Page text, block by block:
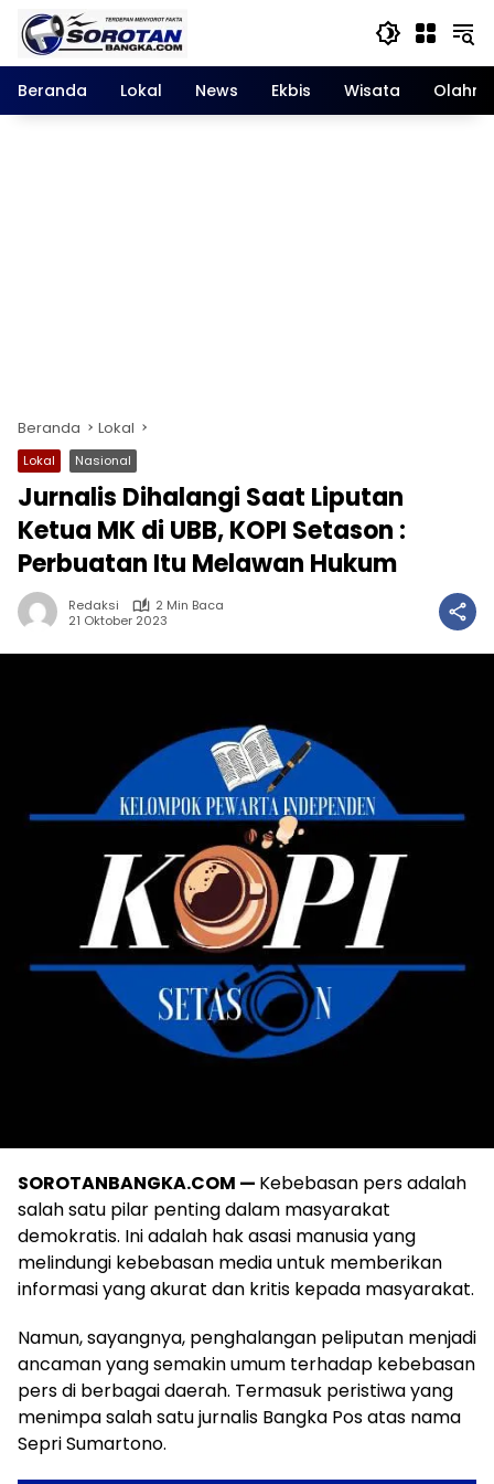
Langsung
konten
Beranda
Lokal News Ekbis Wisata
Beranda Lokal
Lokal Nasional
Jurnalis Dihalangi Saat Liputan
Ketua MK di UBB, KOPI Setason :
Perbuatan Itu Melawan Hukum
Redaksi
2 Min Baca
21 Oktober 2023
SOROTANBANGKA.COM — Kebebasan pers adalah
salah satu pilar penting dalam masyarakat
demokratis. Ini adalah hak asasi manusia yang
melindungi kebebasan media untuk memberikan
informasi yang akurat dan kritis kepada masyarakat.
Namun, sayangnya, penghalangan peliputan menjadi
ancaman yang semakin umum terhadap kebebasan
pers di berbagai daerah. Termasuk peristiwa yang
menimpa salah satu jurnalis Bangka Pos atas nama
Sepri Sumartono.